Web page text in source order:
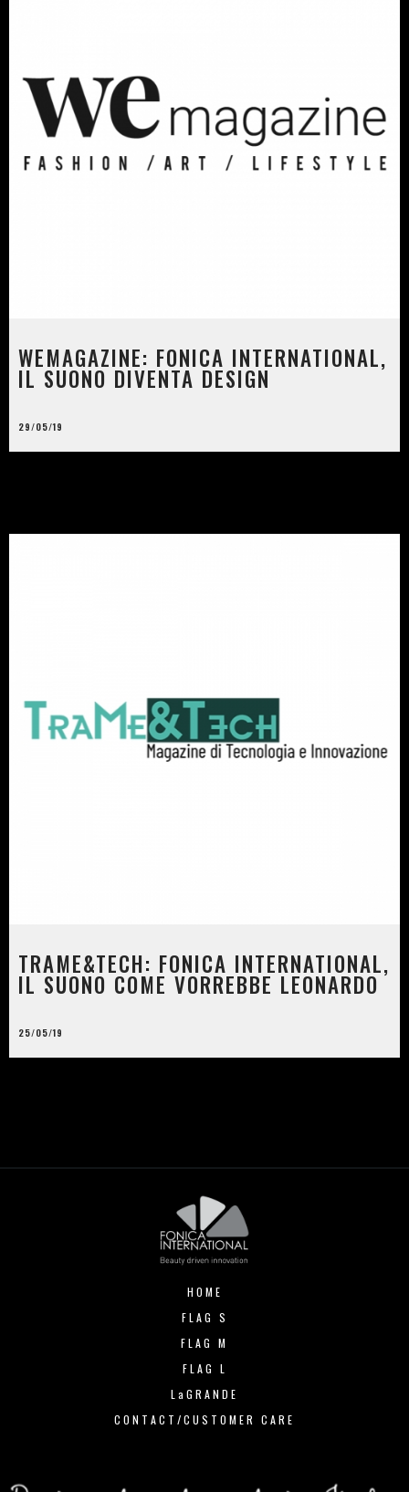
WEMAGAZINE: FONICA INTERNATIONAL,
IL SUONO DIVENTA DESIGN
29/05/19
TRAME&TECH: FONICA INTERNATIONAL,
IL SUONO COME VORREBBE LEONARDO
25/05/19
HOME
FLAG S
FLAG M
FLAG L
LaGRANDE
CONTACT/CUSTOMER CARE